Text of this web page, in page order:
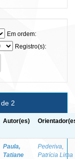
Em ordem:
Registro(s):
2
Autor(es)
Paula,
Tatiane
Pederiva,
Patrícia Lima